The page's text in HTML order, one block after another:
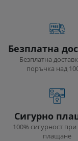
Безплатна
Безплатна
поръчка над
Сигурно
100% сигурност
плащане